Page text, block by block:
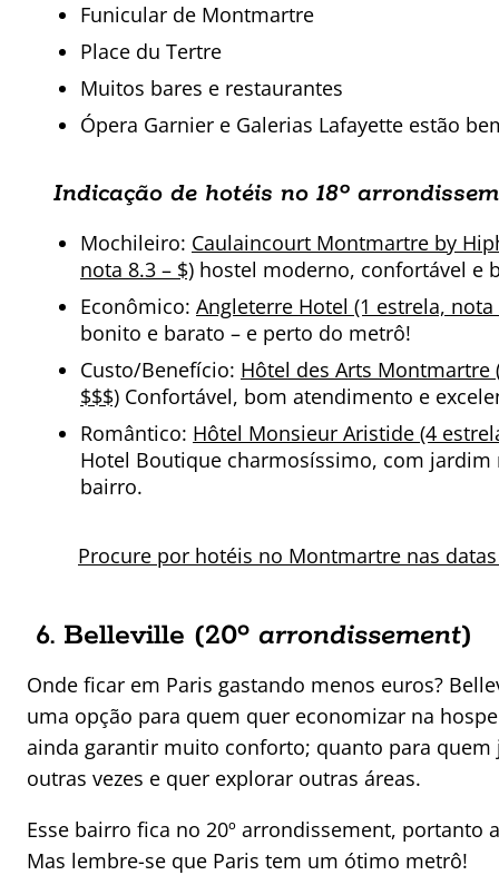
Funicular de Montmartre
Place du Tertre
Muitos bares e restaurantes
Ópera Garnier e Galerias Lafayette estão
Indicação de hotéis no 18º
Mochileiro: Caulaincourt Montmartre by
nota 8.3 – $) hostel moderno, confortável e
Econômico: Angleterre Hotel (1 estrela, nota
bonito e barato – e perto do metrô!
Custo/Benefício: Hôtel des Arts Montmartre
$$$) Confortável, bom atendimento e
Romântico: Hôtel Monsieur Aristide (4
Hotel Boutique charmosíssimo, com jardim
bairro.
Procure por hotéis no Montmartre nas
6. Belleville (20º arrondissement)
Onde ficar em Paris gastando menos euros?
uma opção para quem quer economizar na
ainda garantir muito conforto; quanto para quem
outras vezes e quer explorar outras áreas.
Esse bairro fica no 20º arrondissement, portanto
Mas lembre-se que Paris tem um ótimo metrô!